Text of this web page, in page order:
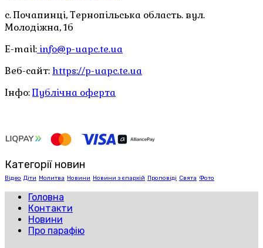
с. Почапинці, Тернопільська область. вул.
Молодіжна, 1б
E-mail: info@p-uapc.te.ua
Веб-сайт: https://p-uapc.te.ua
Інфо:Публічна оферта
Категорії новин
Відео Діти Молитва Новини Новини з єпархій Проповіді Свята Фото
Головна
Контакти
Новини
Про парафію